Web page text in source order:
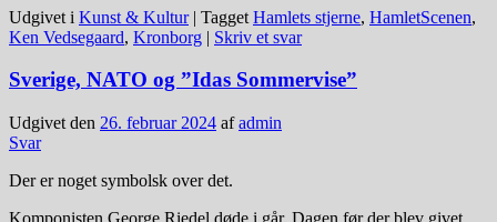
Udgivet i Kunst & Kultur | Tagget Hamlets stjerne, HamletScenen,
Ken Vedsegaard, Kronborg | Skriv et svar
Sverige, NATO og ”Idas Sommervise”
Udgivet den 26. februar 2024 afadmin
Svar
Der er noget symbolsk over det.